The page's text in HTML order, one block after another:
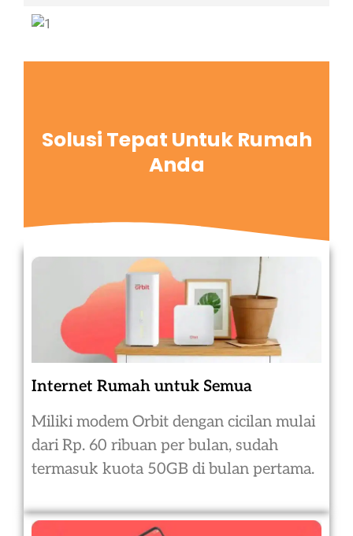
Solusi Tepat Untuk Rumah
Anda
Internet Rumah untuk Semua
Miliki modem Orbit dengan cicilan mulai
dari Rp. 60 ribuan per bulan, sudah
termasuk kuota 50GB di bulan pertama.